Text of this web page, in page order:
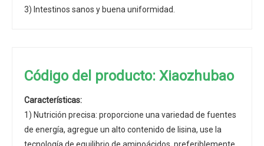
3) Intestinos sanos y buena uniformidad.
Código del producto: Xiaozhubao
Características:
1) Nutrición precisa: proporcione una variedad de fuentes
de energía, agregue un alto contenido de lisina, use la
tecnología de equilibrio de aminoácidos, preferiblemente